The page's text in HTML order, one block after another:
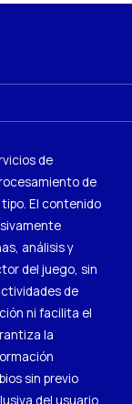
de
de
El contenido
análisis y
del juego, sin
de
ni facilita el
la
sin previo
del usuario,